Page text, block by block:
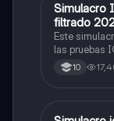
ICFES:
Simulacro
filtrado
Este
las pruebas
500/500. Y
quieras,
10